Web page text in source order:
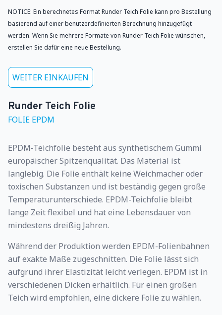
Runder Teich Folie
FOLIE EPDM
EPDM-Teichfolie besteht aus synthetischem Gummi
europäischer Spitzenqualität. Das Material ist
langlebig. Die Folie enthält keine Weichmacher oder
toxischen Substanzen und ist beständig gegen große
Temperaturunterschiede. EPDM-Teichfolie bleibt
lange Zeit flexibel und hat eine Lebensdauer von
mindestens dreißig Jahren.
Während der Produktion werden EPDM-Folienbahnen
auf exakte Maße zugeschnitten. Die Folie lässt sich
aufgrund ihrer Elastizität leicht verlegen. EPDM ist in
verschiedenen Dicken erhältlich. Für einen großen
Teich wird empfohlen, eine dickere Folie zu wählen.
NOTICE: Ein berechnetes Format Runder Teich Folie kann pro Bestellung
basierend auf einer benutzerdefinierten Berechnung hinzugefügt
werden. Wenn Sie mehrere Formate von Runder Teich Folie wünschen,
erstellen Sie dafür eine neue Bestellung.
WEITER EINKAUFEN
Suche auf der Website
Stichwort: